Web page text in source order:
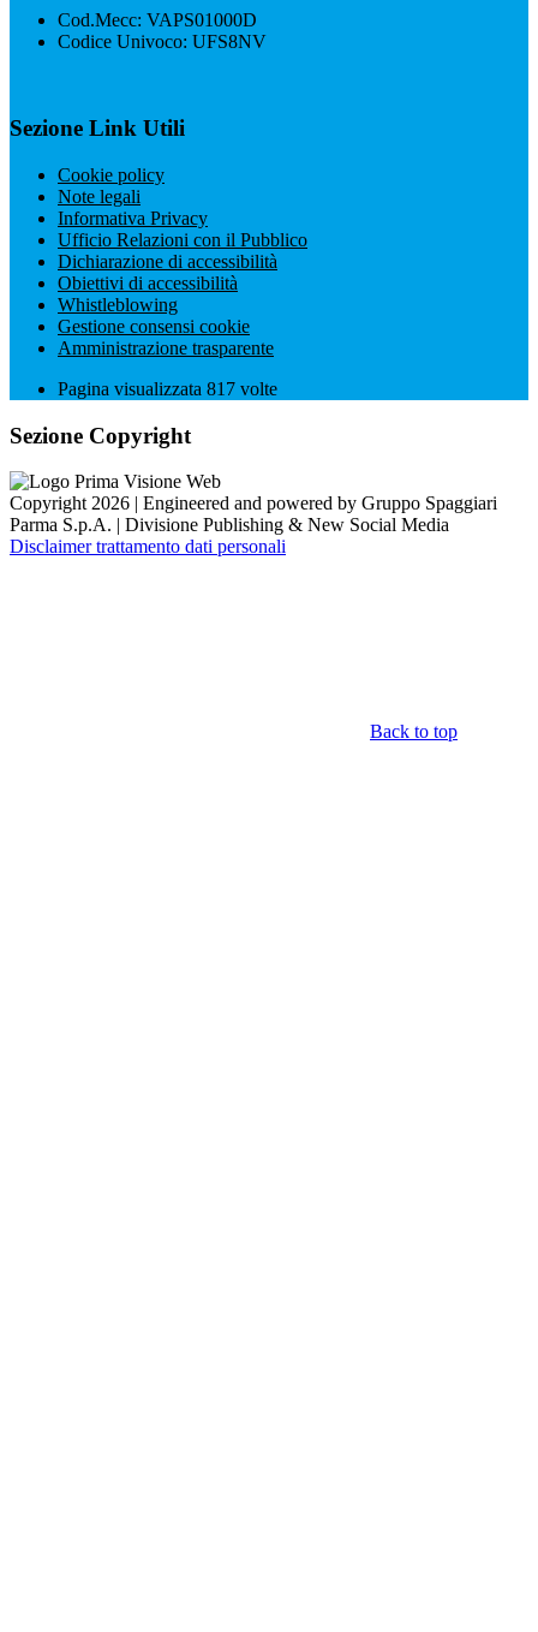
Cod.Mecc: VAPS01000D
Codice Univoco: UFS8NV
Sezione Link Utili
Cookie policy
Note legali
Informativa Privacy
Ufficio Relazioni con il Pubblico
Dichiarazione di accessibilità
Obiettivi di accessibilità
Whistleblowing
Gestione consensi cookie
Amministrazione trasparente
Pagina visualizzata 817 volte
Sezione Copyright
Copyright 2026 | Engineered and powered by Gruppo Spaggiari
Parma S.p.A. | Divisione Publishing & New Social Media
Disclaimer trattamento dati personali
Back to top